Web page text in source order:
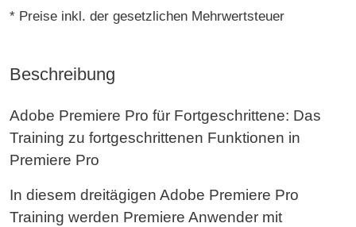
-16.10.2026
-16.10.2026
09.12.2026
-11.12.2026
Köln %1.298,29 €*
Buchen
-11.12.2026
Buchen
* Preise inkl. der gesetzlichen Mehrwertsteuer
Beschreibung
Adobe Premiere Pro für Fortgeschrittene: Das
Training zu fortgeschrittenen Funktionen in
Premiere Pro
In diesem dreitägigen Adobe Premiere Pro
Training werden Premiere Anwender mit